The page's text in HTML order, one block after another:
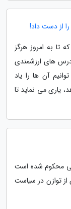
از دست داد!
تا به امروز هرگز
درس های ارزشمندی
آن ها را یاد
یاری می نماید تا
محکوم شده است
توازن در سیاست